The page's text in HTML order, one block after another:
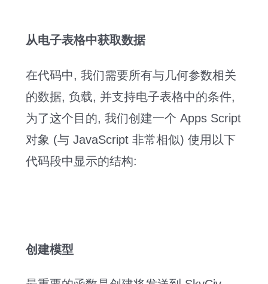
从电子表格中获取数据
在代码中, 我们需要所有与几何参数相关
的数据, 负载, 并支持电子表格中的条件,
为了这个目的, 我们创建一个 Apps Script
对象 (与 JavaScript 非常相似) 使用以下
代码段中显示的结构:
创建模型